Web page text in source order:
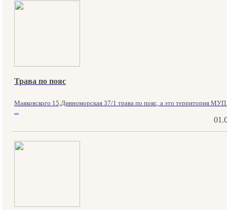
Трава по пояс
Маяковского 15,Дивноморская 37/1 трава по пояс, а это территория
...